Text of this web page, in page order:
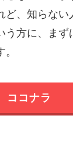
ど、知らない
方に、まず
ココナラ